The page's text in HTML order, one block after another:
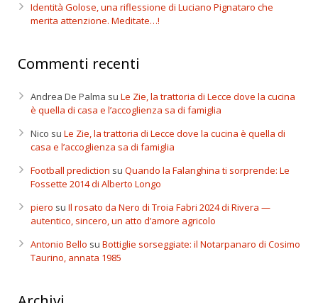
Identità Golose, una riflessione di Luciano Pignataro che
merita attenzione. Meditate…!
Commenti recenti
Andrea De Palma su Le Zie, la trattoria di Lecce dove la cucina
è quella di casa e l’accoglienza sa di famiglia
Nico su Le Zie, la trattoria di Lecce dove la cucina è quella di
casa e l’accoglienza sa di famiglia
Football prediction su Quando la Falanghina ti sorprende: Le
Fossette 2014 di Alberto Longo
piero su Il rosato da Nero di Troia Fabri 2024 di Rivera —
autentico, sincero, un atto d’amore agricolo
Antonio Bello su Bottiglie sorseggiate: il Notarpanaro di Cosimo
Taurino, annata 1985